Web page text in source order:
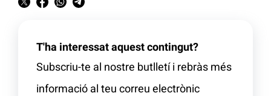
T'ha interessat aquest contingut?
Subscriu-te al nostre butlletí i rebràs més
informació al teu correu electrònic